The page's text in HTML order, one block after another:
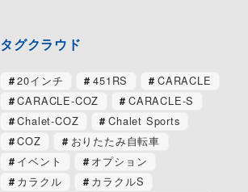
タグクラウド
20インチ 451RS
CARACLE
CARACLE-COZ
CARACLE-S
Chalet-COZ
Chalet Sports
COZ
おりたたみ自転車
イベント
オプション
カラクル
カラクルS